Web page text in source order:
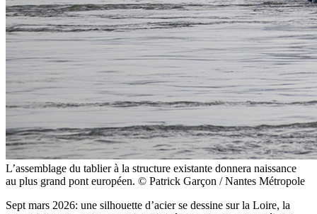
L’assemblage du tablier à la structure existante donnera naissance
au plus grand pont européen. © Patrick Garçon / Nantes Métropole
Sept mars 2026: une silhouette d’acier se dessine sur la Loire, la